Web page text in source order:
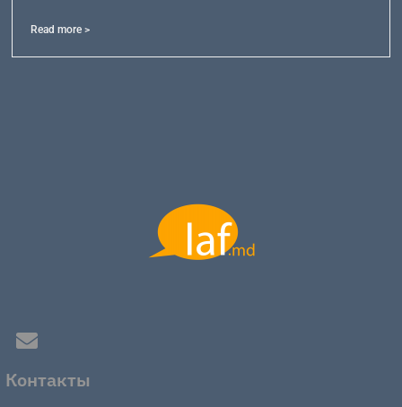
Read more >
Контакты